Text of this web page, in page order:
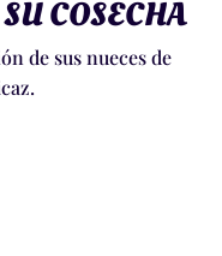
COSECHA
de sus nueces de